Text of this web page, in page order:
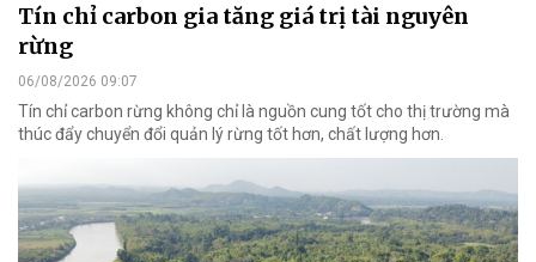
Tín chỉ carbon gia tăng giá trị tài nguyên
rừng
06/08/2026 09:07
Tín chỉ carbon rừng không chỉ là nguồn cung tốt cho thị trường mà
thúc đẩy chuyển đổi quản lý rừng tốt hơn, chất lượng hơn.